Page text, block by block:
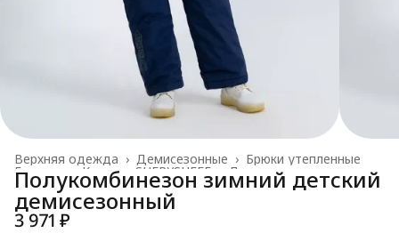
Брюки утепленные
Демисезонные ›
Верхняя одежда ›
Дети
Каталог SHERYSHEFF
Главная
Полукомбинезон зимний детский
демисезонный
3 971 ₽